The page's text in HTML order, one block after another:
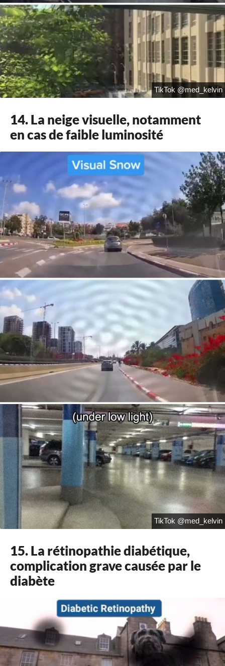
TikTok @med_kelvin
14. La neige visuelle, notamment
en cas de faible luminosité
TikTok @med_kelvin
15. La rétinopathie diabétique,
complication grave causée par le
diabète